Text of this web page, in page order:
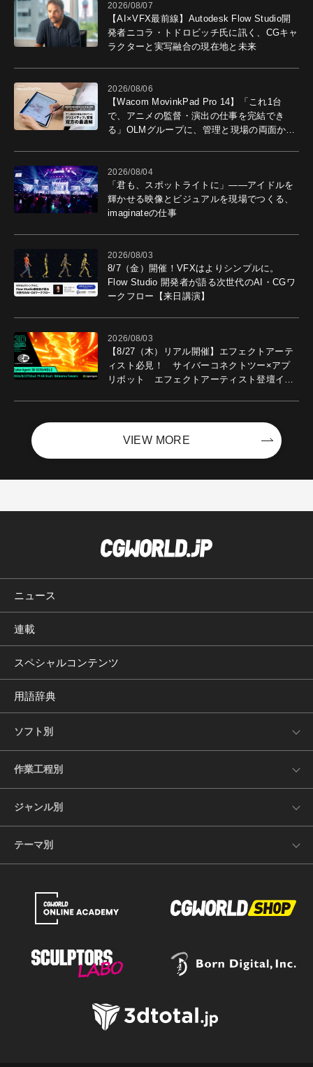
2026/08/07
【AI×VFX最前線】Autodesk Flow Studio開
発者ニコラ・トドロビッチ氏に訊く、CGキャ
ラクターと実写融合の現在地と未来
2026/08/06
【Wacom MovinkPad Pro 14】「これ1台
で、アニメの監督・演出の仕事を完結でき
る」OLMグループに、管理と現場の両面から
2026/08/04
「君も、スポットライトに」――アイドルを
輝かせる映像とビジュアルを現場でつくる、
imaginateの仕事
2026/08/03
8/7（金）開催！VFXはよりシンプルに。
Flow Studio 開発者が語る次世代のAI・CGワ
ークフロー【来日講演】
2026/08/03
【8/27（木）リアル開催】エフェクトアーテ
ィスト必見！ サイバーコネクトツー×アプ
リボット エフェクトアーティスト登壇イベ
VIEW MORE
ニュース
連載
スペシャルコンテンツ
用語辞典
ソフト別
作業工程別
ジャンル別
テーマ別